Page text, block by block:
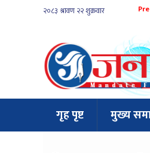
गृह पृष्ट मुख्य